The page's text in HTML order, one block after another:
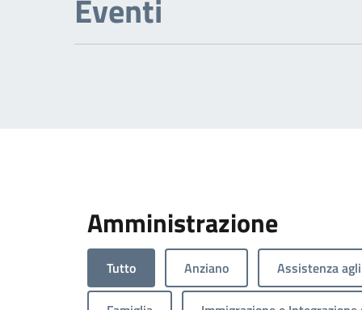
Eventi
Amministrazione
Tutto Anziano Assistenza